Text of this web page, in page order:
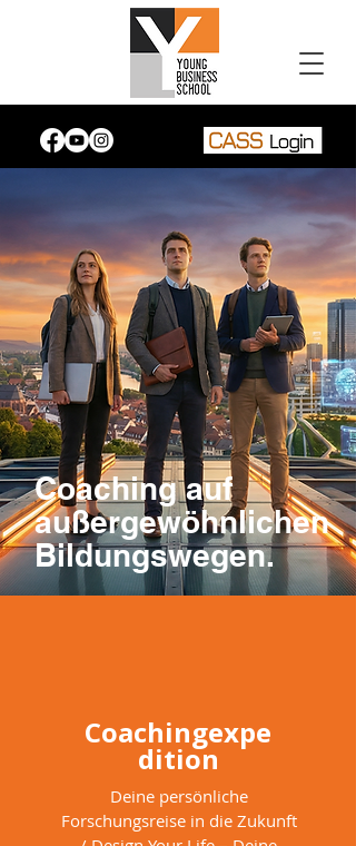
Coaching auf
außergewöhnlichen
Bildungswegen.
Coachingexpe
dition
Deine persönliche
Forschungsreise in die Zukunft